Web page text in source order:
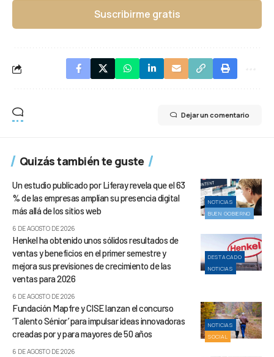
Suscribirme gratis
Dejar un comentario
Quizás también te guste
NOTICIAS
BUEN GOBIERNO
Un estudio publicado por Liferay revela que el 63
% de las empresas amplían su presencia digital
más allá de los sitios web
6 DE AGOSTO DE 2026
DESTACADO
NOTICIAS
Henkel ha obtenido unos sólidos resultados de
ventas y beneficios en el primer semestre y
mejora sus previsiones de crecimiento de las
ventas para 2026
6 DE AGOSTO DE 2026
NOTICIAS
SOCIAL
Fundación Mapfre y CISE lanzan el concurso
‘Talento Sénior’ para impulsar ideas innovadoras
creadas por y para mayores de 50 años
6 DE AGOSTO DE 2026